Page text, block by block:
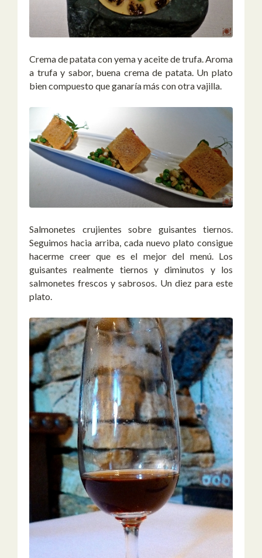
Crema de patata con yema y aceite de trufa. Aroma
a trufa y sabor, buena crema de patata. Un plato
bien compuesto que ganaría más con otra vajilla.
Salmonetes crujientes sobre guisantes tiernos.
Seguimos hacia arriba, cada nuevo plato consigue
hacerme creer que es el mejor del menú. Los
guisantes realmente tiernos y diminutos y los
salmonetes frescos y sabrosos. Un diez para este
plato.